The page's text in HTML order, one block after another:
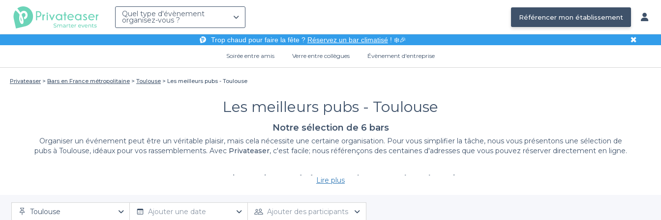
Quel type d'évènement
organisez-vous ? Référencer mon établissement
Trop chaud pour faire la fête ? Réservez un bar climatisé! ❄️🎉 ✖
Soirée entre amis Verre entre collègues Évènement d'entreprise
Privateaser Bars en France métropolitaine Toulouse Les meilleurs pubs - Toulouse
Les meilleurs pubs - Toulouse
Notre sélection de 6 bars
Organiser un événement peut être un véritable plaisir, mais cela nécessite une certaine organisation. Pour vous simplifier la tâche, nous vous présentons une sélection de
pubs à Toulouse, idéaux pour vos rassemblements. Avec Privateaser, c'est facile; nous référençons des centaines d'adresses que vous pouvez réserver directement en ligne.
Pourquoi organiser un événement dans un pub toulousain ?
monuments historiques tels que la Basilique Saint-Sernin ou la Place du Capitole, est également fameuse pour sa vie nocturne animée.
pub à Toulouse vous permet de profiter de l'atmosphère chaleureuse et de l'ambiance conviviale typiques de cette région.
Lire plus
Toulouse Ajouter une date Ajouter des participants